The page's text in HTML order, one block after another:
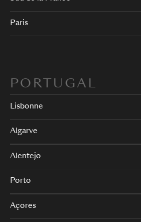
Paris
PORTUGAL
Lisbonne
Algarve
Alentejo
Porto
Açores